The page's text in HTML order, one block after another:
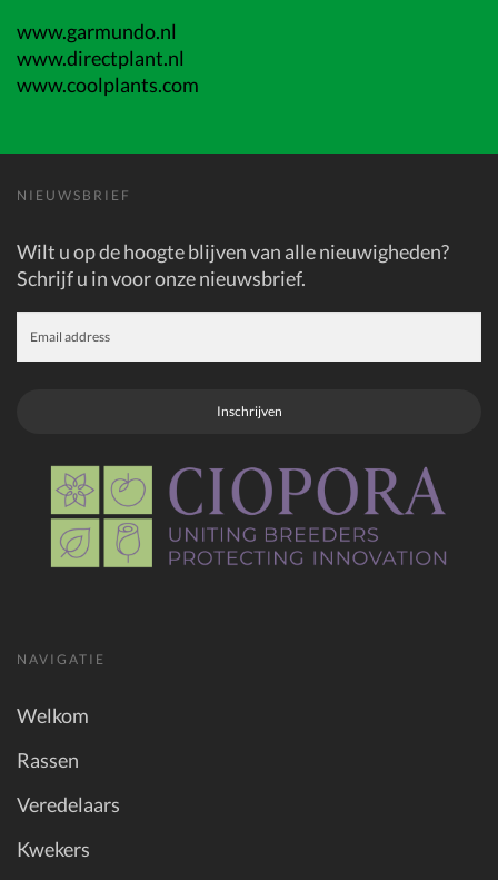
www.garmundo.nl
www.directplant.nl
www.coolplants.com
NIEUWSBRIEF
Wilt u op de hoogte blijven van alle nieuwigheden?
Schrijf u in voor onze nieuwsbrief.
Inschrijven
NAVIGATIE
Welkom
Rassen
Veredelaars
Kwekers